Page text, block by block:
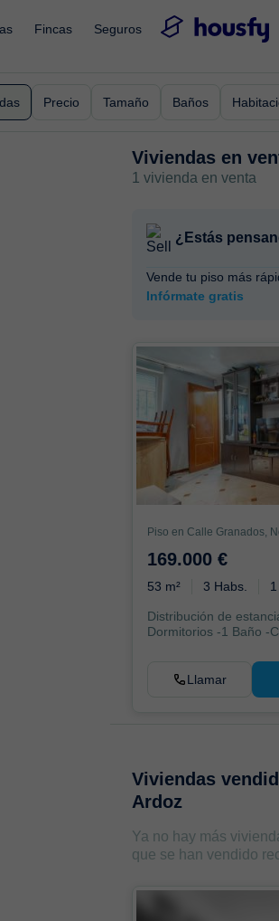
Fincas Seguros
Precio Tamaño Baños
Viviendas en
1 vivienda en venta
¿Estás
Vende tu piso más
Infórmate gratis
Piso en Calle Granados,
169.000 €
53 m² 3 Habs.
Distribución de estancias -Salón-
Llamar
Viviendas
Ardoz
Ya no hay más
que se han vendido